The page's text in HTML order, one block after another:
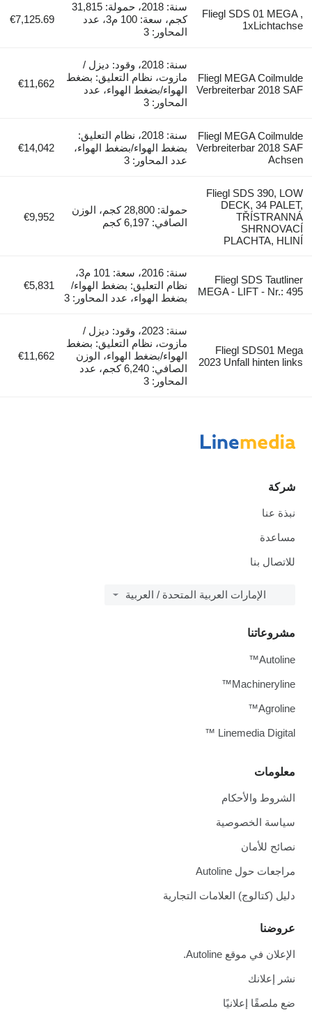
Fliegl SDS 01 MEGA ,
1xLichtachse
سنة: 2018، حمولة: 31,815
كجم، سعة: 100 م3، عدد
المحاور: 3
€7,125.69
Fliegl MEGA Coilmulde
Verbreiterbar 2018 SAF
سنة: 2018، وقود: ديزل /
مازوت، نظام التعليق: بضغط
الهواء/بضغط الهواء، عدد
المحاور: 3
€11,662
Fliegl MEGA Coilmulde
Verbreiterbar 2018 SAF
Achsen
سنة: 2018، نظام التعليق:
بضغط الهواء/بضغط الهواء،
عدد المحاور: 3
€14,042
Fliegl SDS 390, LOW
DECK, 34 PALET,
TŘÍSTRANNÁ
SHRNOVACÍ
PLACHTA, HLINÍ
حمولة: 28,800 كجم، الوزن
الصافي: 6,197 كجم
€9,952
Fliegl SDS Tautliner
MEGA - LIFT - Nr.: 495
سنة: 2016، سعة: 101 م3،
نظام التعليق: بضغط الهواء/
بضغط الهواء، عدد المحاور: 3
€5,831
Fliegl SDS01 Mega
2023 Unfall hinten links
سنة: 2023، وقود: ديزل /
مازوت، نظام التعليق: بضغط
الهواء/بضغط الهواء، الوزن
الصافي: 6,240 كجم، عدد
المحاور: 3
€11,662
شركة
نبذة عنا
مساعدة
للاتصال بنا
الإمارات العربية المتحدة / العربية
معلومات
الشروط والأحكام
سياسة الخصوصية
نصائح للأمان
مراجعات حول Autoline
دليل (كتالوج) العلامات التجارية
عروضنا
الإعلان في موقع Autoline.
نشر إعلانك
ضع ملصقًا إعلانيًا
مشروعاتنا
Autoline™
Machineryline™
Agroline™
Linemedia Digital ™